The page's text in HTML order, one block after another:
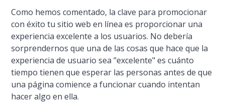
Como hemos comentado, la clave para promocionar
con éxito tu sitio web en línea es proporcionar una
experiencia excelente a los usuarios. No debería
sorprendernos que una de las cosas que hace que la
experiencia de usuario sea "excelente" es cuánto
tiempo tienen que esperar las personas antes de que
una página comience a funcionar cuando intentan
hacer algo en ella.